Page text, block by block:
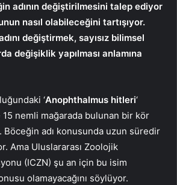
adının değiştirilmesini talep ediyor
nasıl olabileceğini tartışıyor.
değiştirmek, sayısız bilimsel
değişiklik yapılması anlamına
‘Anophthalmus hitleri‘
15 nemli mağarada bulunan bir kör
Böceğin adı konusunda uzun süredir
Ama Uluslararası Zoolojik
(ICZN) şu an için bu isim
olamayacağını söylüyor.